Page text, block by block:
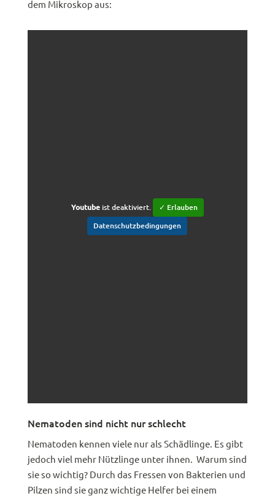
dem Mikroskop aus:
Youtubeist deaktiviert.
✓ Erlauben
Datenschutzbedingungen
Nematoden sind nicht nur schlecht
Nematoden kennen viele nur als Schädlinge. Es gibt
jedoch viel mehr Nützlinge unter ihnen. Warum sind
sie so wichtig? Durch das Fressen von Bakterien und
Pilzen sind sie ganz wichtige Helfer bei einem